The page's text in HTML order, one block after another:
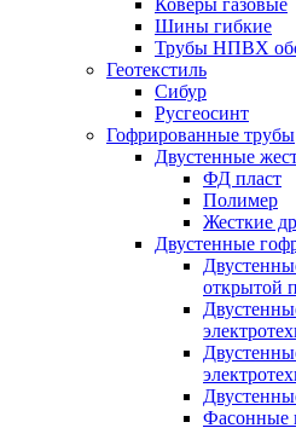
Коверы газовые
Шины гибкие
Трубы НПВХ
Геотекстиль
Сибур
Русгеосинт
Гофрированные трубы
Двустенные
ФД пласт
Полимер
Жесткие
Двустенные
открытой
Фасонные